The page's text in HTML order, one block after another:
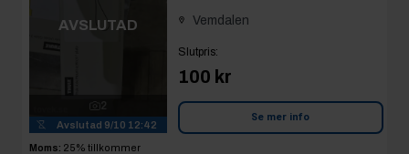
AVSLUTAD
2
Avslutad 9/10 12:42
Moms: 25% tillkommer
Vemdalen
Slutpris:
100 kr
Se mer info